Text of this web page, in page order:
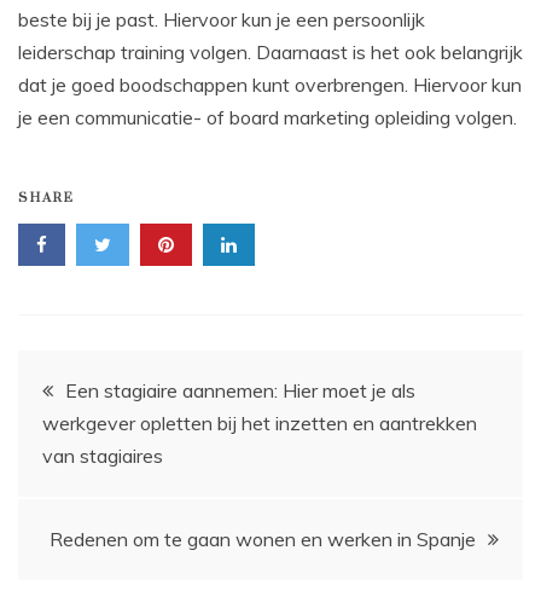
beste bij je past. Hiervoor kun je een persoonlijk
leiderschap training volgen. Daarnaast is het ook belangrijk
dat je goed boodschappen kunt overbrengen. Hiervoor kun
je een communicatie- of board marketing opleiding volgen.
SHARE
Bericht
navigatie
Een stagiaire aannemen: Hier moet je als
werkgever opletten bij het inzetten en aantrekken
van stagiaires
Redenen om te gaan wonen en werken in Spanje